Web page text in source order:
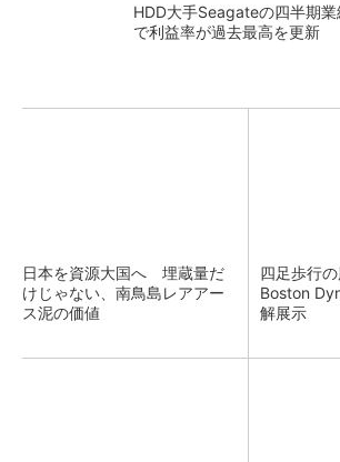
HDD大手Seagateの四半期
で利益率が過去最高を更新
日本を資源大国へ 埋蔵量だ
けじゃない、南鳥島レアアー
ス泥の価値
四足歩行
Boston
解展示